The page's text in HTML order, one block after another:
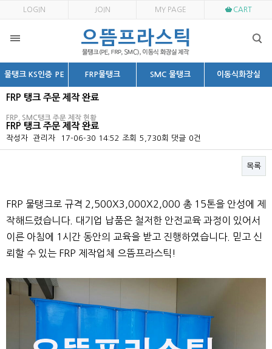
LOGIN JOIN MY PAGE CART
물탱크 KS인증 PE FRP물탱크 SMC 물탱크 이동식화장실
FRP 탱크 주문 제작 완료
FRP, SMC탱크 주문 제작 현황
FRP 탱크 주문 제작 완료
작성자 관리자 17-06-30 14:52 조회 5,730회 댓글 0건
목록
FRP 물탱크로 규격 2,500X3,000X2,000 총 15톤을 안성에 제
작해드렸습니다. 대기업 납품은 철저한 안전교육 과정이 있어서
이른 아침에 1시간 동안의 교육을 받고 진행하였습니다. 믿고 신
뢰할 수 있는 FRP 제작업체 으뜸프라스틱!